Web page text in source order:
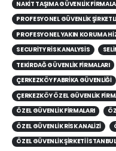
NAKIT TAŞIMA GÜVENLIK
PROFESYONEL GÜVENLIK
PROFESYONEL YAKIN KORUMA
SECURITY RISK ANALYSIS
TEKIRDAĞ GÜVENLIK FIRMALARI
ÇERKEZKÖY FABRIKA GÜVENLIĞI
ÇERKEZKÖY ÖZEL GÜVENLIK
ÖZEL GÜVENLIK FIRMALARI
ÖZEL GÜVENLIK RISK ANALIZI
ÖZEL GÜVENLIK ŞIRKETI İSTANBUL